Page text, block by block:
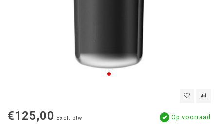
€125,00 Excl. btw Op voorraad